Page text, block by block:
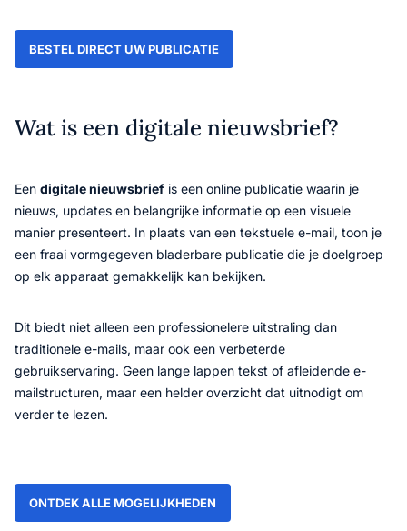
BESTEL DIRECT UW PUBLICATIE
Wat is een digitale nieuwsbrief?
Een digitale nieuwsbrief is een online publicatie waarin je
nieuws, updates en belangrijke informatie op een visuele
manier presenteert. In plaats van een tekstuele e-mail, toon je
een fraai vormgegeven bladerbare publicatie die je doelgroep
op elk apparaat gemakkelijk kan bekijken.
Dit biedt niet alleen een professionelere uitstraling dan
traditionele e-mails, maar ook een verbeterde
gebruikservaring. Geen lange lappen tekst of afleidende e-
mailstructuren, maar een helder overzicht dat uitnodigt om
verder te lezen.
ONTDEK ALLE MOGELIJKHEDEN